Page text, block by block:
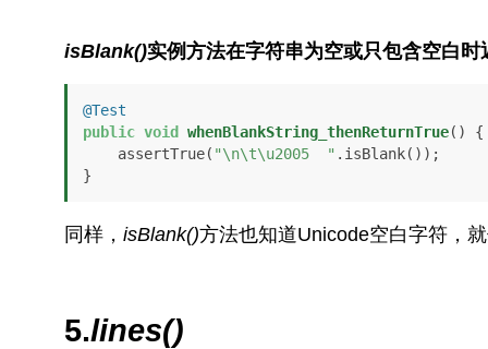
isBlank()实例方法在字符串为空或只包含空白时
@Test
public void whenBlankString_thenReturnTrue()
{
    assertTrue(
"\n\t\u2005  " .isBlank());
}
同样， isBlank()方法也知道Unicode空白字符，
5.lines()